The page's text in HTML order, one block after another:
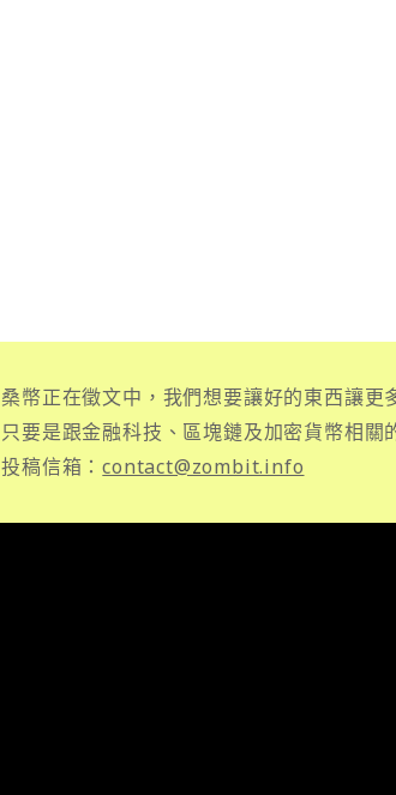
桑幣正在徵文中，我們想要讓好的東西讓更
只要是跟金融科技、區塊鏈及加密貨幣相
投稿信箱：contact@zombit.info